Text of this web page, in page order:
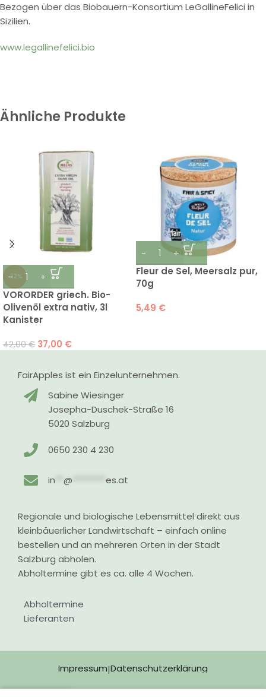
Bezogen über das Biobauern-Konsortium LeGallineFelici in
Sizilien.
www.legallinefelici.bio
Ähnliche Produkte
-12%
VORORDER griech. Bio-
Olivenöl extra nativ, 3l
Kanister
42,00€ 37,00 €
Fleur de Sel, Meersalz pur,
70g
5,49 €
FairApples ist ein Einzelunternehmen.
Sabine Wiesinger
Josepha-Duschek-Straße 16
5020 Salzburg
0650 230 4 230
in **@ ********es.at
Regionale und biologische Lebensmittel direkt aus
kleinbäuerlicher Landwirtschaft – einfach online
bestellen und an mehreren Orten in der Stadt
Salzburg abholen.
Abholtermine gibt es ca. alle 4 Wochen.
Abholtermine
Lieferanten
Impressum|Datenschutzerklärung